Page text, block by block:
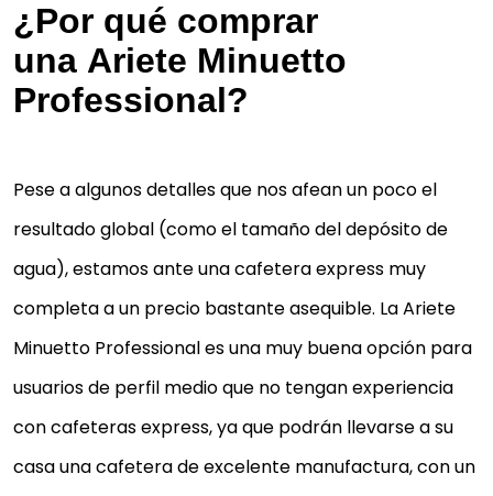
¿Por qué comprar
una Ariete Minuetto
Professional?
Pese a algunos detalles que nos afean un poco el
resultado global (como el tamaño del depósito de
agua), estamos ante una cafetera express muy
completa a un precio bastante asequible. La Ariete
Minuetto Professional es una muy buena opción para
usuarios de perfil medio que no tengan experiencia
con cafeteras express, ya que podrán llevarse a su
casa una cafetera de excelente manufactura, con un